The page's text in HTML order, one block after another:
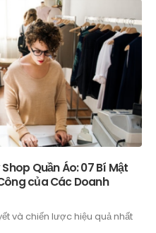
Quần Áo: 07 Bí Mật
của Các Doanh
và chiến lược hiệu quả nhất